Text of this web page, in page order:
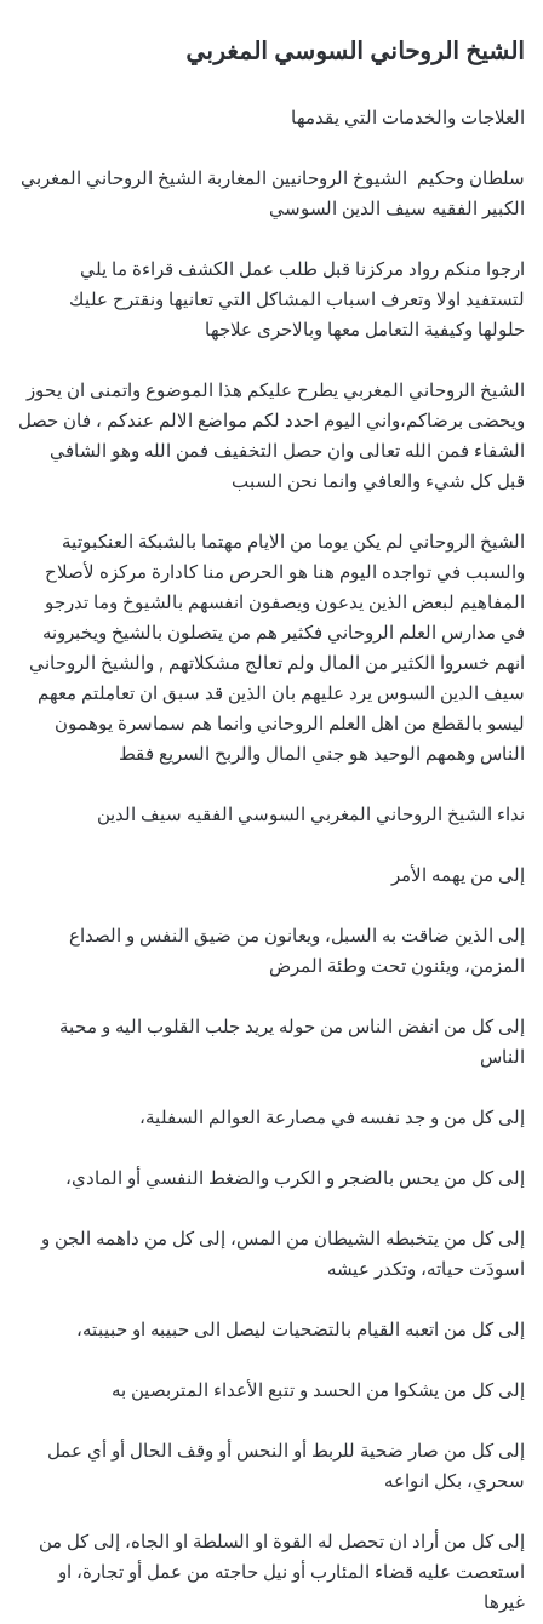
الشيخ الروحاني السوسي المغربي
العلاجات والخدمات التي يقدمها
سلطان وحكيم الشيوخ الروحانيين المغاربة الشيخ الروحاني المغربي
الكبير الفقيه سيف الدين السوسي
ارجوا منكم رواد مركزنا قبل طلب عمل الكشف قراءة ما يلي
لتستفيد اولا وتعرف اسباب المشاكل التي تعانيها ونقترح عليك
حلولها وكيفية التعامل معها وبالاحرى علاجها
الشيخ الروحاني المغربي يطرح عليكم هذا الموضوع واتمنى ان يحوز
ويحضى برضاكم،واني اليوم احدد لكم مواضع الالم عندكم ، فان حصل
الشفاء فمن الله تعالى وان حصل التخفيف فمن الله وهو الشافي
قبل كل شيء والعافي وانما نحن السبب
الشيخ الروحاني لم يكن يوما من الايام مهتما بالشبكة العنكبوتية
والسبب في تواجده اليوم هنا هو الحرص منا كادارة مركزه لأصلاح
المفاهيم لبعض الذين يدعون ويصفون انفسهم بالشيوخ وما تدرجو
في مدارس العلم الروحاني فكثير هم من يتصلون بالشيخ ويخبرونه
انهم خسروا الكثير من المال ولم تعالج مشكلاتهم , والشيخ الروحاني
سيف الدين السوس يرد عليهم بان الذين قد سبق ان تعاملتم معهم
ليسو بالقطع من اهل العلم الروحاني وانما هم سماسرة يوهمون
الناس وهمهم الوحيد هو جني المال والربح السريع فقط
نداء الشيخ الروحاني المغربي السوسي الفقيه سيف الدين
إلى من يهمه الأمر
إلى الذين ضاقت به السبل، ويعانون من ضيق النفس و الصداع
المزمن، ويئنون تحت وطئة المرض
إلى كل من انفض الناس من حوله يريد جلب القلوب اليه و محبة
الناس
إلى كل من و جد نفسه في مصارعة العوالم السفلية،
إلى كل من يحس بالضجر و الكرب والضغط النفسي أو المادي،
إلى كل من يتخبطه الشيطان من المس، إلى كل من داهمه الجن و
اسودَت حياته، وتكدر عيشه
إلى كل من اتعبه القيام بالتضحيات ليصل الى حبيبه او حبيبته،
إلى كل من يشكوا من الحسد و تتبع الأعداء المتربصين به
إلى كل من صار ضحية للربط أو النحس أو وقف الحال أو أي عمل
سحري، بكل انواعه
إلى كل من أراد ان تحصل له القوة او السلطة او الجاه، إلى كل من
استعصت عليه قضاء المئارب أو نيل حاجته من عمل أو تجارة، او
غيرها